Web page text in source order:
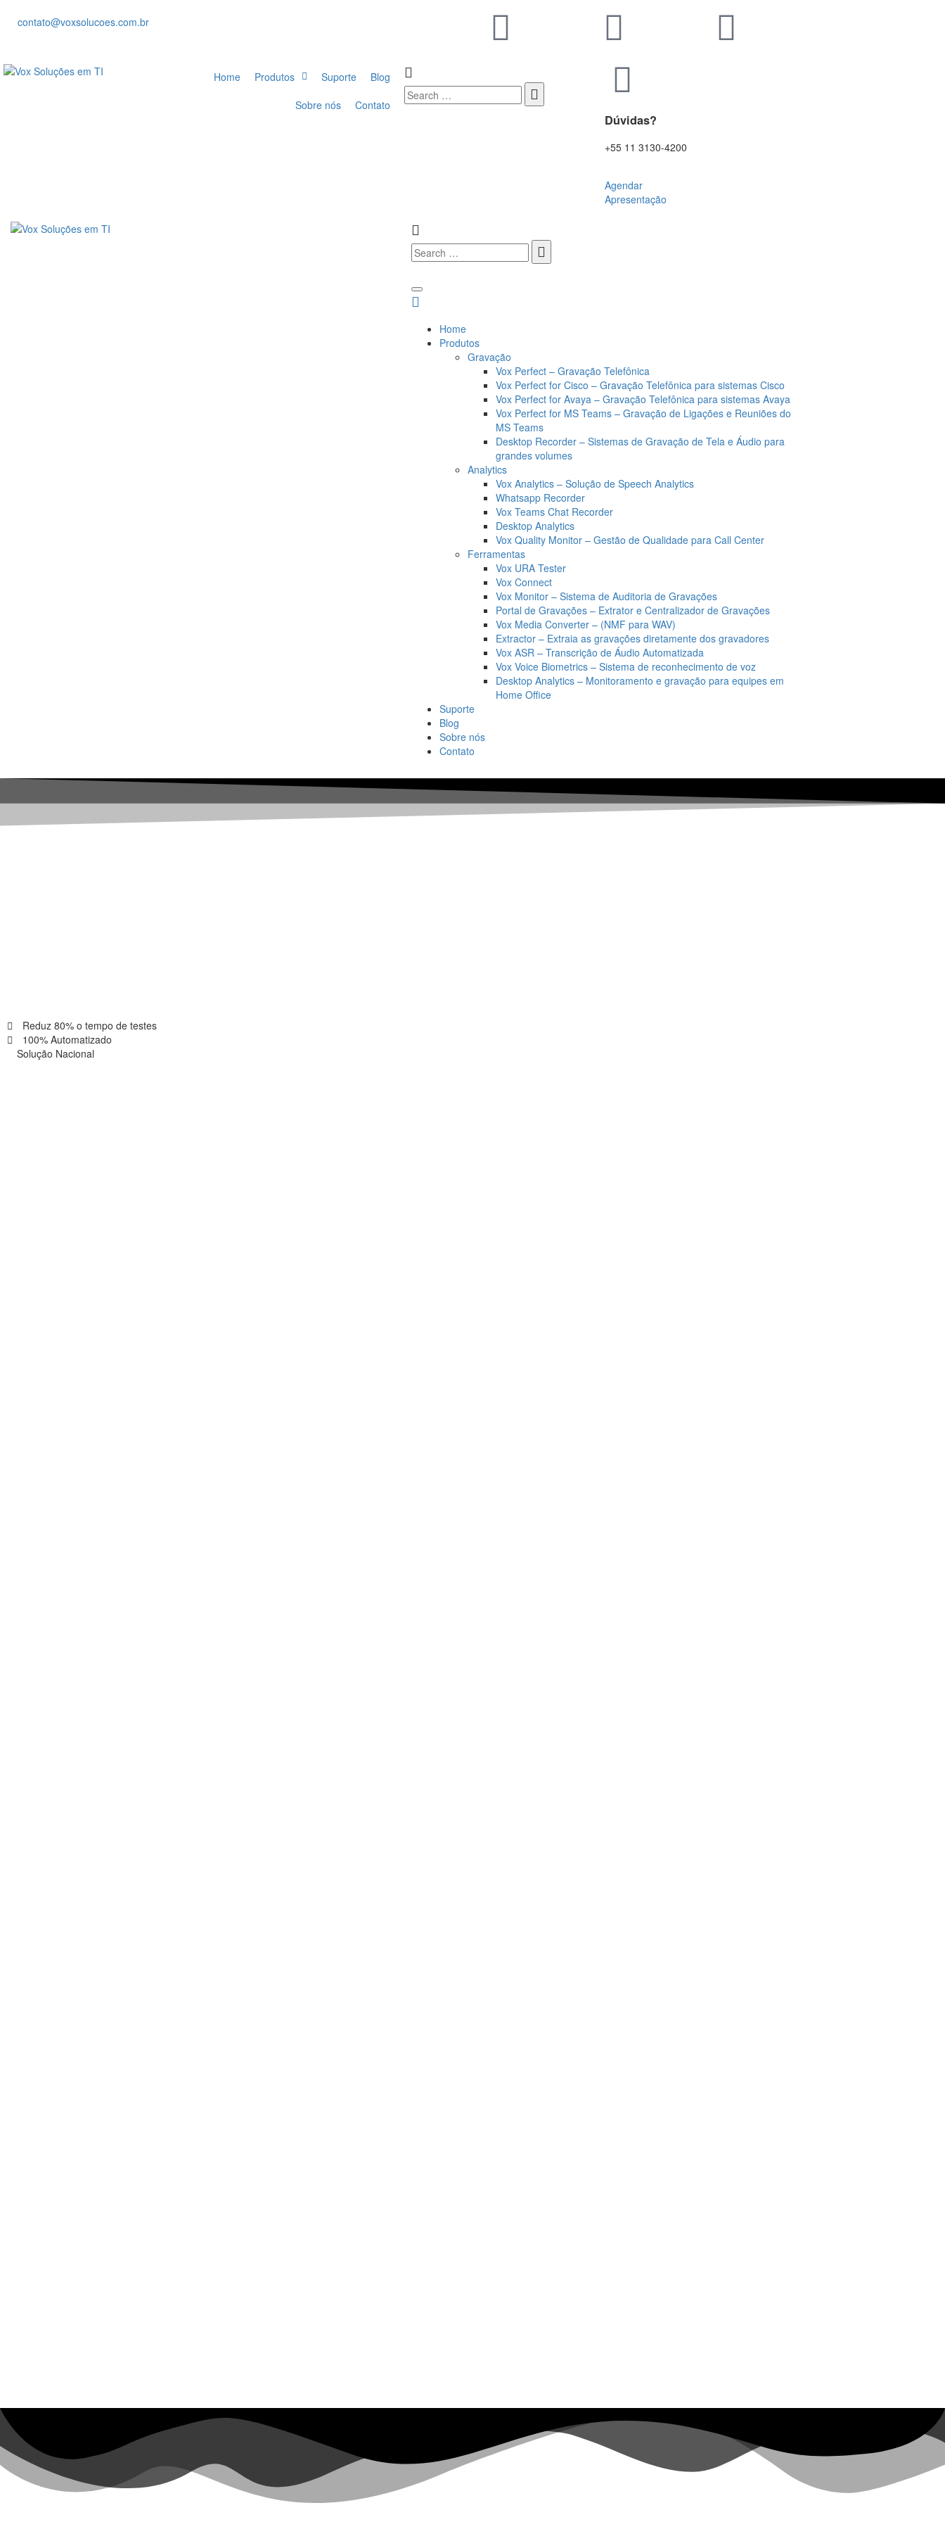
contato@voxsolucoes.com.br
Home Produtos Suporte
Blog
Sobre nós
Contato
Dúvidas?
+55 11 3130-4200
Agendar
Apresentação
Home
Produtos
Gravação
Vox Perfect – Gravação Telefônica
Vox Perfect for Cisco – Gravação Telefônica para sistemas Cisco
Vox Perfect for Avaya – Gravação Telefônica para sistemas Avaya
Vox Perfect for MS Teams – Gravação de Ligações e Reuniões do
MS Teams
Desktop Recorder – Sistemas de Gravação de Tela e Áudio para
grandes volumes
Analytics
Vox Analytics – Solução de Speech Analytics
Whatsapp Recorder
Vox Teams Chat Recorder
Desktop Analytics
Vox Quality Monitor – Gestão de Qualidade para Call Center
Ferramentas
Vox URA Tester
Vox Connect
Vox Monitor – Sistema de Auditoria de Gravações
Portal de Gravações – Extrator e Centralizador de Gravações
Vox Media Converter – (NMF para WAV)
Extractor – Extraia as gravações diretamente dos gravadores
Vox ASR – Transcrição de Áudio Automatizada
Vox Voice Biometrics – Sistema de reconhecimento de voz
Desktop Analytics – Monitoramento e gravação para equipes em
Home Office
Suporte
Blog
Sobre nós
Contato
Reduz 80% o tempo de testes
100% Automatizado
Solução Nacional